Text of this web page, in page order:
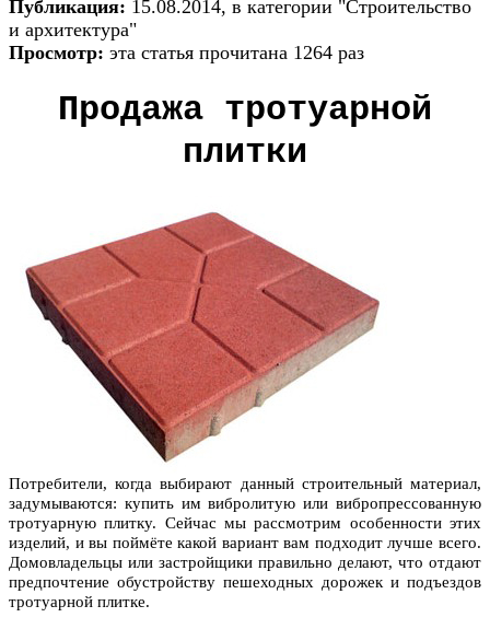
Публикация: 15.08.2014, в категории "Строительство
и архитектура"
Просмотр: эта статья прочитана 1264 раз
Продажа тротуарной
плитки
Потребители, когда выбирают данный строительный материал,
задумываются: купить им вибролитую или вибропрессованную
тротуарную плитку. Сейчас мы рассмотрим особенности этих
изделий, и вы поймёте какой вариант вам подходит лучше всего.
Домовладельцы или застройщики правильно делают, что отдают
предпочтение обустройству пешеходных дорожек и подъездов
тротуарной плитке.